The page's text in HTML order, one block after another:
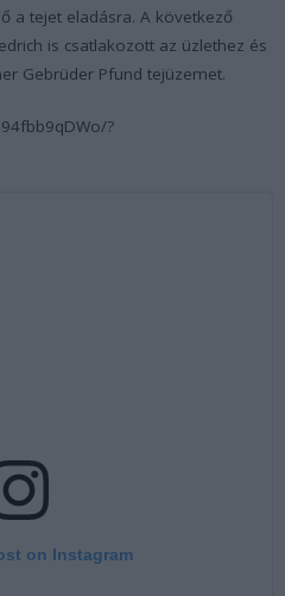
a tejet eladásra. A következő
is csatlakozott az üzlethez és
Gebrüder Pfund tejüzemet.
?
on Instagram